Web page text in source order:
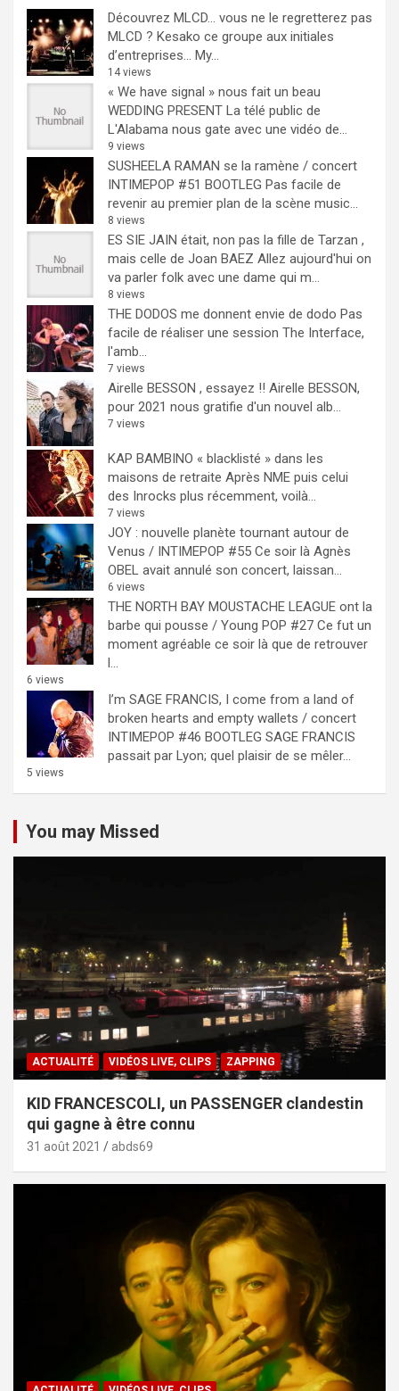
Découvrez MLCD… vous ne le regretterez pas
MLCD ? Kesako ce groupe aux initiales
d’entreprises… My...
14 views
« We have signal » nous fait un beau
WEDDING PRESENT La télé public de
L'Alabama nous gate avec une vidéo de...
9 views
SUSHEELA RAMAN se la ramène / concert
INTIMEPOP #51 BOOTLEG Pas facile de
revenir au premier plan de la scène music...
8 views
ES SIE JAIN était, non pas la fille de Tarzan ,
mais celle de Joan BAEZ Allez aujourd'hui on
va parler folk avec une dame qui m...
8 views
THE DODOS me donnent envie de dodo Pas
facile de réaliser une session The Interface,
l'amb...
7 views
Airelle BESSON , essayez !! Airelle BESSON,
pour 2021 nous gratifie d'un nouvel alb...
7 views
KAP BAMBINO « blacklisté » dans les
maisons de retraite Après NME puis celui
des Inrocks plus récemment, voilà...
7 views
JOY : nouvelle planète tournant autour de
Venus / INTIMEPOP #55 Ce soir là Agnès
OBEL avait annulé son concert, laissan...
6 views
THE NORTH BAY MOUSTACHE LEAGUE ont la
barbe qui pousse / Young POP #27 Ce fut un
moment agréable ce soir là que de retrouver
l...
6 views
I’m SAGE FRANCIS, I come from a land of
broken hearts and empty wallets / concert
INTIMEPOP #46 BOOTLEG SAGE FRANCIS
passait par Lyon; quel plaisir de se mêler...
5 views
You may Missed
ACTUALITÉ VIDÉOS LIVE, CLIPS ZAPPING
KID FRANCESCOLI, un PASSENGER clandestin
qui gagne à être connu
31 août 2021 abds69